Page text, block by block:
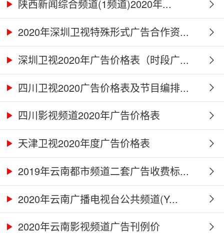
陕西新闻综合频道(1频道)2020年...
2020年深圳卫视特殊形式广告合作资...
深圳卫视2020年广告价格表（时段广...
四川卫视2020广告价格表及节目编排...
四川影视频道2020年广告价格表
天津卫视2020年度广告价格表
2019年云南都市频道二套广告收费标...
2020年云南广播电视台公共频道(Y...
2020年云南影视频道广告刊例价